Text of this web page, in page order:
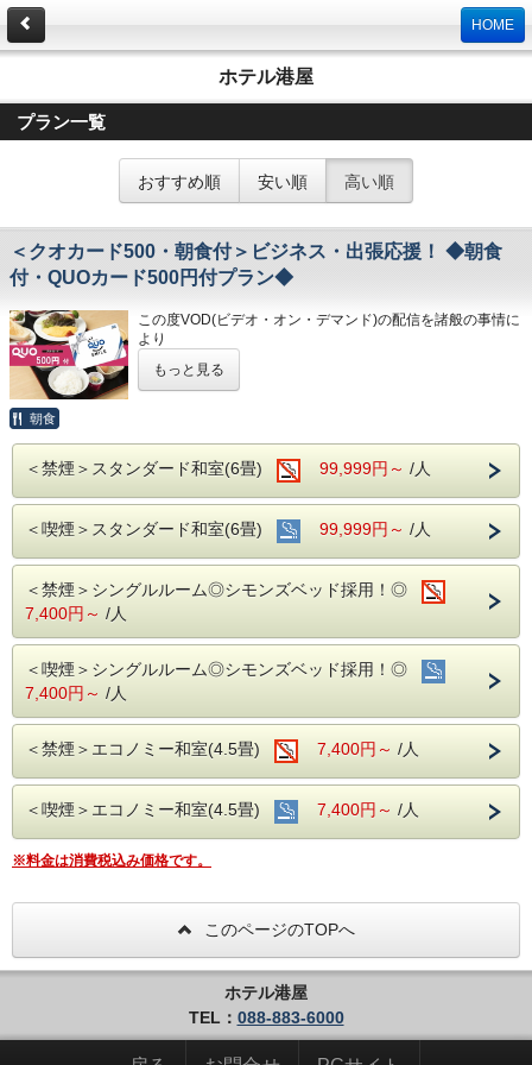
HOME
ホテル港屋
プラン一覧
おすすめ順 安い順 高い順
＜クオカード500・朝食付＞ビジネス・出張応援！ ◆朝食
付・QUOカード500円付プラン◆
この度VOD(ビデオ・オン・デマンド)の配信を諸般の事情に
より
りました。
今までご愛顧いただき、誠にありがとうございました。
★こちらは朝食付きのプランとなります★
★☆ひと目で分かる！ホテル港屋の５つの特徴☆★
①心のこもったアットホームなお客さま対応
②JR高知駅から徒歩5分の好立地!
③良質の睡眠をご提供!シモンズ社製ベッドを全洋室に採用
④広々とした男女大浴場!深夜は1時まで朝は6時00分から入
男湯にはサウナも!
⑤ホテルに隣接した平置き駐車場!大型車やバスも駐車可能
◇ご朝食◇
朝食時間 6:30～10:00(9:30オーダーストップ)
港屋の朝食は日替わりメニュー！
チェックインの際にメニューをご確認いただき
どちらもバランスの良い定食スタイルの朝食です！
お米は高知のブランド米を使用しており、なんとお替り自由
♪
広々とした大浴場は一日の疲れが癒やされると好評です!
旅の疲れを癒して下さい。男湯にはサウナも完備♪
・男性用サウナ/15:00～24:00
◇駐車場◇
・大型トラックやバスも駐車可能な専用平置き駐車場37台
完備。
もっと見る
朝食
＜禁煙＞スタンダード和室(6畳) 99,999円～ /人
＜喫煙＞スタンダード和室(6畳) 99,999円～ /人
＜禁煙＞シングルルーム◎シモンズベッド採用！◎
7,400円～ /人
＜喫煙＞シングルルーム◎シモンズベッド採用！◎
7,400円～ /人
＜禁煙＞エコノミー和室(4.5畳) 7,400円～ /人
＜喫煙＞エコノミー和室(4.5畳) 7,400円～ /人
※料金は消費税込み価格です。
このページのTOPへ
ホテル港屋
TEL： 088-883-6000